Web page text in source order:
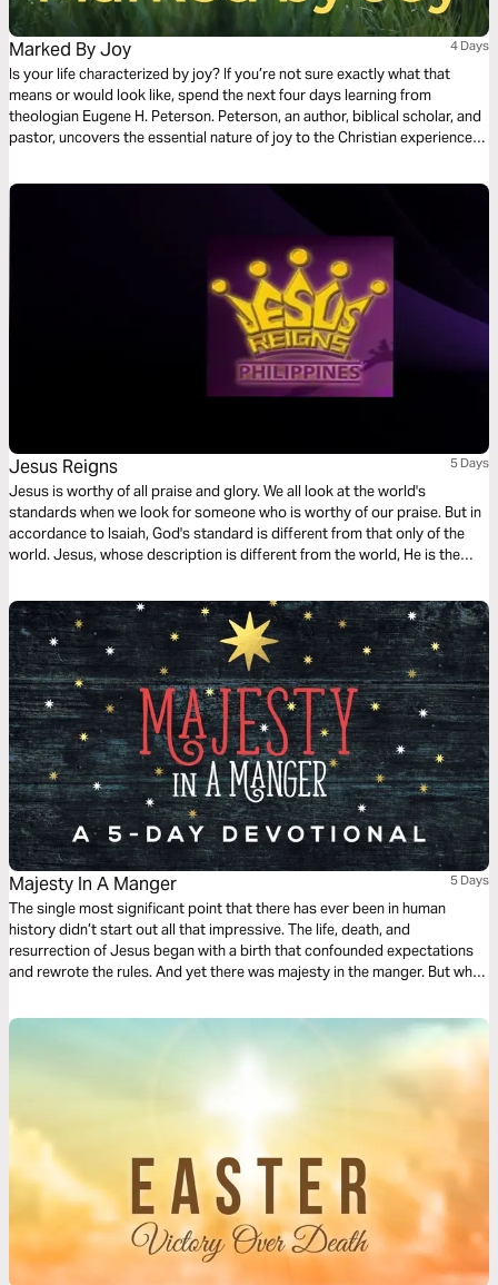
Marked By Joy 4 Days
Is your life characterized by joy? If you’re not sure exactly what that
means or would look like, spend the next four days learning from
theologian Eugene H. Peterson. Peterson, an author, biblical scholar, and
pastor, uncovers the essential nature of joy to the Christian experience.
yourself renewed, springing forth no matter the circumstances.
Jesus Reigns 5 Days
Jesus is worthy of all praise and glory. We all look at the world's
standards when we look for someone who is worthy of our praise. But in
accordance to Isaiah, God's standard is different from that only of the
world. Jesus, whose description is different from the world, He is the
Majesty In A Manger 5 Days
The single most significant point that there has ever been in human
history didn’t start out all that impressive. The life, death, and
resurrection of Jesus began with a birth that confounded expectations
and rewrote the rules. And yet there was majesty in the manger. But why
streets as worship gets truly festive.